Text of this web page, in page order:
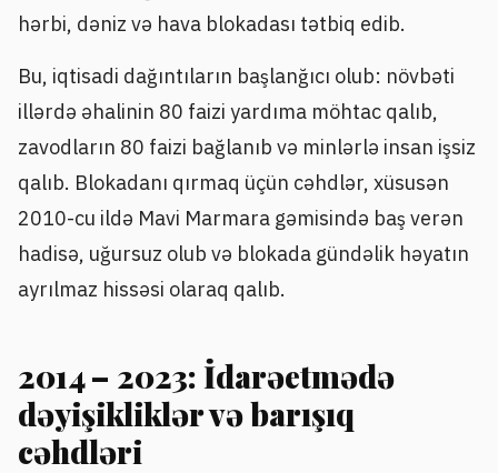
hərbi, dəniz və hava blokadası tətbiq edib.
Bu, iqtisadi dağıntıların başlanğıcı olub: növbəti
illərdə əhalinin 80 faizi yardıma möhtac qalıb,
zavodların 80 faizi bağlanıb və minlərlə insan işsiz
qalıb. Blokadanı qırmaq üçün cəhdlər, xüsusən
2010-cu ildə Mavi Marmara gəmisində baş verən
hadisə, uğursuz olub və blokada gündəlik həyatın
ayrılmaz hissəsi olaraq qalıb.
2014 – 2023: İdarəetmədə
dəyişikliklər və barışıq
cəhdləri